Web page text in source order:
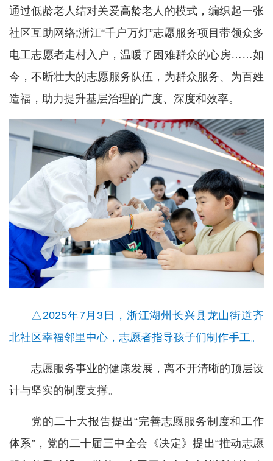
通过低龄老人结对关爱高龄老人的模式，编织起一张
社区互助网络;浙江“千户万灯”志愿服务项目带领众多
电工志愿者走村入户，温暖了困难群众的心房……如
今，不断壮大的志愿服务队伍，为群众服务、为百姓
造福，助力提升基层治理的广度、深度和效率。
△2025年7月3日，浙江湖州长兴县龙山街道齐
北社区幸福邻里中心，志愿者指导孩子们制作手工。
志愿服务事业的健康发展，离不开清晰的顶层设
计与坚实的制度支撑。
党的二十大报告提出“完善志愿服务制度和工作
体系”，党的二十届三中全会《决定》提出“推动志愿